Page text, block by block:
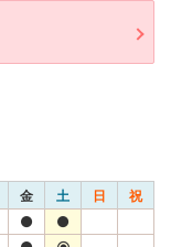
金 土 日 祝